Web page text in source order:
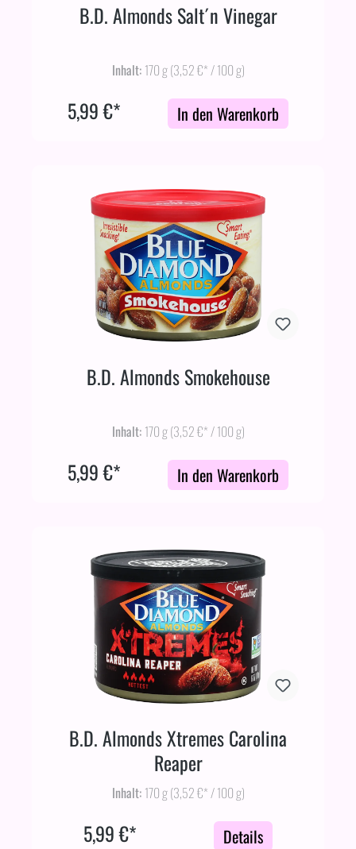
B.D. Almonds Salt´n Vinegar
Inhalt: 170 g(3,52 €* / 100 g)
5,99 €* In den Warenkorb
B.D. Almonds Smokehouse
Inhalt: 170 g(3,52 €* / 100 g)
5,99 €* In den Warenkorb
B.D. Almonds Xtremes Carolina
Reaper
Inhalt: 170 g(3,52 €* / 100 g)
5,99 €* Details